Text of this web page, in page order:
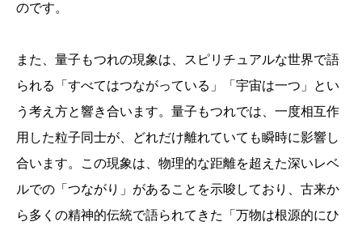
のです。
また、量子もつれの現象は、スピリチュアルな世界で語
られる「すべてはつながっている」「宇宙は一つ」とい
う考え方と響き合います。量子もつれでは、一度相互作
用した粒子同士が、どれだけ離れていても瞬時に影響し
合います。この現象は、物理的な距離を超えた深いレベ
ルでの「つながり」があることを示唆しており、古来か
ら多くの精神的伝統で語られてきた「万物は根源的にひ